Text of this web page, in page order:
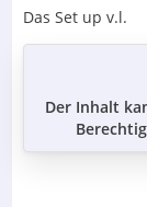
Das Set up v.l.
Der Inhalt